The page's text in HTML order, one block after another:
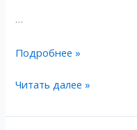
…
Лидер
Подробнее »
Лидер
Читать далее »